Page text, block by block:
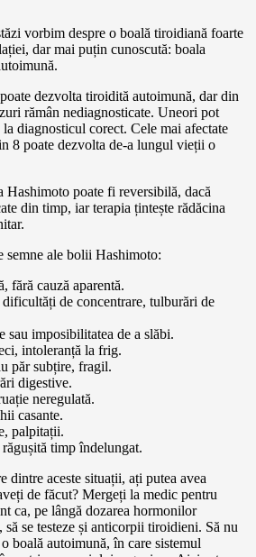
vorbim despre o boală tiroidiană foarte
dar mai puțin cunoscută: boala
dezvolta tiroidită autoimună, dar din
rămân nediagnosticate. Uneori pot
diagnosticul corect. Cele mai afectate
8 poate dezvolta de-a lungul vieții o
Hashimoto poate fi reversibilă, dacă
din timp, iar terapia țintește rădăcina
semne ale bolii Hashimoto:
fără cauză aparentă.
de concentrare, tulburări de
sau imposibilitatea de a slăbi.
intoleranță la frig.
păr subțire, fragil.
digestive.
neregulată.
casante.
palpitații.
timp îndelungat.
dintre aceste situații, ați putea avea
de făcut? Mergeți la medic pentru
ca, pe lângă dozarea hormonilor
se testeze și anticorpii tiroidieni. Să nu
boală autoimună, în care sistemul